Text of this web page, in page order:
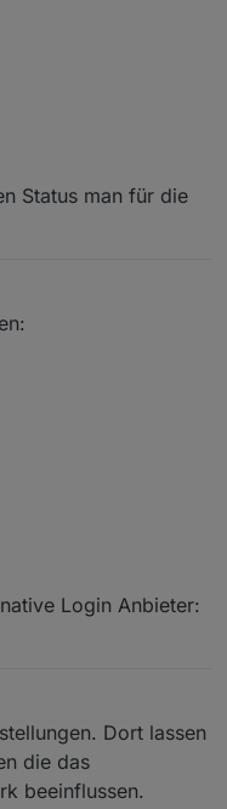
Status man für die
Login Anbieter:
Dort lassen
die das
beeinflussen.